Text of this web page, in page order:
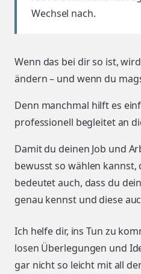
Wechsel nach.
Wenn das bei dir so ist,
ändern – und wenn du
Denn manchmal hilft es
professionell begleitet an
Damit du deinen Job und
bewusst so wählen kannst,
bedeutet auch, dass du
genau kennst und diese
Ich helfe dir, ins Tun zu
losen Überlegungen und
gar nicht so leicht mit all